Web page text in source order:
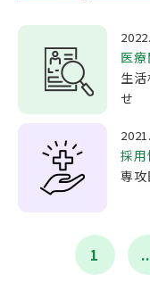
医
生活
せ
採用
専攻
1